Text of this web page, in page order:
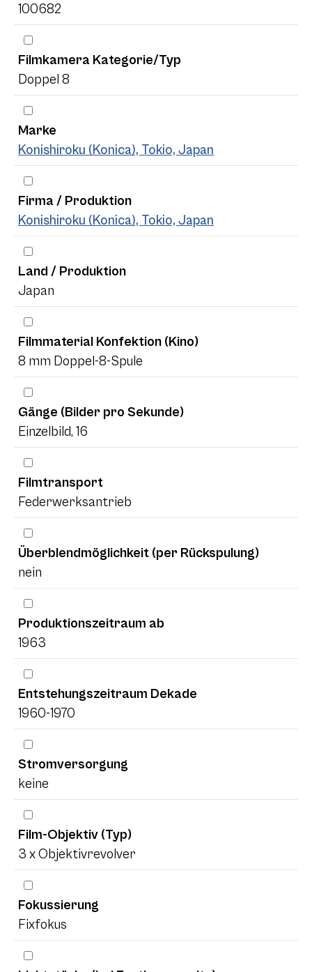
100682
Filmkamera Kategorie/Typ
Doppel 8
Marke
Konishiroku (Konica), Tokio, Japan
Firma / Produktion
Konishiroku (Konica), Tokio, Japan
Land / Produktion
Japan
Filmmaterial Konfektion (Kino)
8 mm Doppel-8-Spule
Gänge (Bilder pro Sekunde)
Einzelbild, 16
Filmtransport
Federwerksantrieb
Überblendmöglichkeit (per Rückspulung)
nein
Produktionszeitraum ab
1963
Entstehungszeitraum Dekade
1960-1970
Stromversorgung
keine
Film-Objektiv (Typ)
3 x Objektivrevolver
Fokussierung
Fixfokus